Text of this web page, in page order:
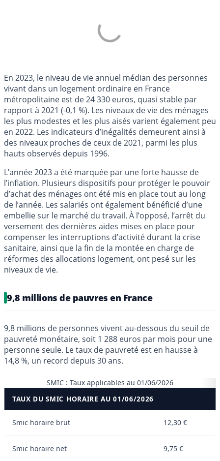
En 2023, le niveau de vie annuel médian des personnes
vivant dans un logement ordinaire en France
métropolitaine est de 24 330 euros, quasi stable par
rapport à 2021 (-0,1 %). Les niveaux de vie des ménages
les plus modestes et les plus aisés varient également peu
en 2022. Les indicateurs d’inégalités demeurent ainsi à
des niveaux proches de ceux de 2021, parmi les plus
hauts observés depuis 1996.
L’année 2023 a été marquée par une forte hausse de
l’inflation. Plusieurs dispositifs pour protéger le pouvoir
d’achat des ménages ont été mis en place tout au long
de l’année. Les salariés ont également bénéficié d’une
embellie sur le marché du travail. À l’opposé, l’arrêt du
versement des dernières aides mises en place pour
compenser les interruptions d’activité durant la crise
sanitaire, ainsi que la fin de la montée en charge de
réformes des allocations logement, ont pesé sur les
niveaux de vie.
9,8 millions de pauvres en France
9,8 millions de personnes vivent au-dessous du seuil de
pauvreté monétaire, soit 1 288 euros par mois pour une
personne seule. Le taux de pauvreté est en hausse à
14,8 %, un record depuis 30 ans.
SMIC : Taux applicables au 01/06/2026
TAUX DU SMIC HORAIRE AU 01/06/2026
Smic horaire brut 12,30 €
Smic horaire net 9,75 €